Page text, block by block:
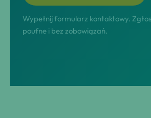
Wypełnij formularz kontaktowy.
poufne i bez zobowiązań.